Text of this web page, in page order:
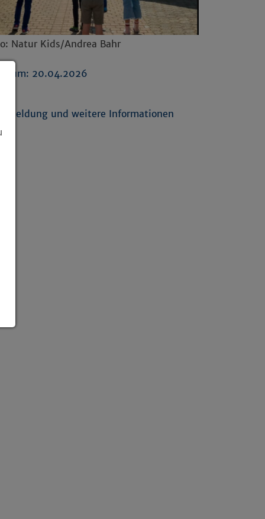
Natur Kids/Andrea Bahr
20.04.2026
und weitere Informationen